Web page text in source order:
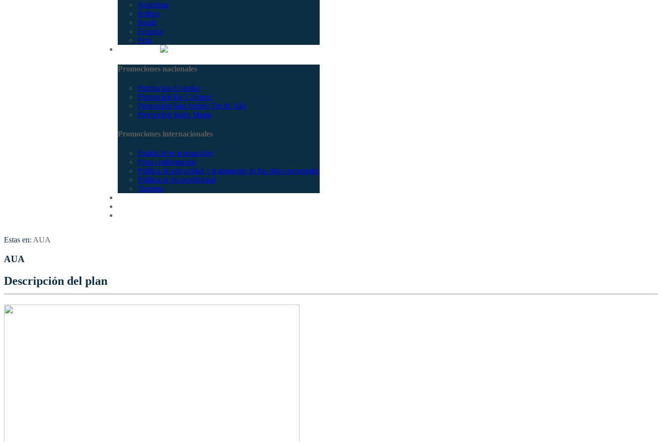
Argentina
Bolivia
Brasil
Ecuador
Perú
Promociones nacionales
Promocion Coveñas
Promoción Eje Cafetero
Promoción San Andrés Fin de Año
Promoción Santa Marta
Promociones internacionales
Estado de tu transacción
Pago confirmación
Política de privacidad y tratamiento de los datos personales
Política de Sostenibilidad
Tiquetes
Estas en: AUA
AUA
Descripción del plan